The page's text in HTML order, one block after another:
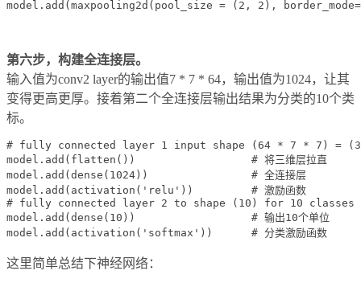
第六步，构建全连接层。
输入值为conv2 layer的输出值7 * 7 * 64，输出值为1024，让其
变得更高更厚。接着第二个全连接层输出结果为分类的10个类
标。
# fully connected layer 1 input shape (64 * 7 * 7) =
model.add(flatten())                  # 将三维层拉直
model.add(dense(1024))                # 全连接层
model.add(activation('relu'))         # 激励函数
# fully connected layer 2 to shape (10) for 10 classes
model.add(dense(10))                  # 输出10个单位
这里简单总结下神经网络：